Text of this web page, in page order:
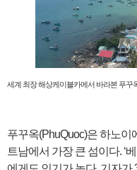
세계 최장 해상케이블카에서 바라본 푸꾸
푸꾸옥(PhuQuoc)은 하노이
트남에서 가장 큰 섬이다. ‘